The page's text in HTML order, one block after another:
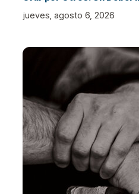
jueves, agosto 6, 2026